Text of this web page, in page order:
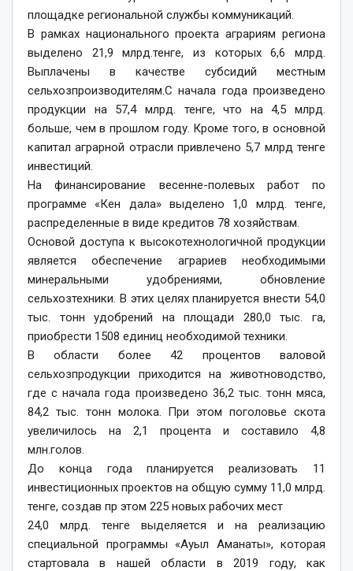
площадке региональной службы коммуникаций.
В рамках национального проекта аграриям региона
выделено 21,9 млрд.тенге, из которых 6,6 млрд.
Выплачены в качестве субсидий местным
сельхозпроизводителям.С начала года произведено
продукции на 57,4 млрд. тенге, что на 4,5 млрд.
больше, чем в прошлом году. Кроме того, в основной
капитал аграрной отрасли привлечено 5,7 млрд тенге
инвестиций.
На финансирование весенне-полевых работ по
программе «Кен дала» выделено 1,0 млрд. тенге,
распределенные в виде кредитов 78 хозяйствам.
Основой доступа к высокотехнологичной продукции
является обеспечение аграриев необходимыми
минеральными удобрениями, обновление
сельхозтехники. В этих целях планируется внести 54,0
тыс. тонн удобрений на площади 280,0 тыс. га,
приобрести 1508 единиц необходимой техники.
В области более 42 процентов валовой
сельхозпродукции приходится на животноводство,
где с начала года произведено 36,2 тыс. тонн мяса,
84,2 тыс. тонн молока. При этом поголовье скота
увеличилось на 2,1 процента и составило 4,8
млн.голов.
До конца года планируется реализовать 11
инвестиционных проектов на общую сумму 11,0 млрд.
тенге, создав пр этом 225 новых рабочих мест
24,0 млрд. тенге выделяется и на реализацию
специальной программы «Ауыл Аманаты», которая
стартовала в нашей области в 2019 году, как